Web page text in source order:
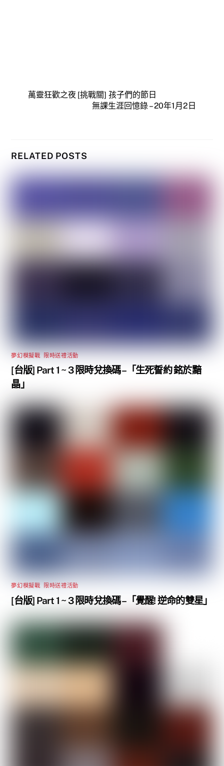
萬靈狂歡之夜 [挑戰關] 孩子們的節日
無課生涯回憶錄 – 20年1月2日
RELATED POSTS
夢幻模擬戰 限時送禮活動
[台版] Part 1 ~ 3 限時兌換碼 –「生死誓約 銘於黯
晶」
夢幻模擬戰 限時送禮活動
[台版] Part 1 ~ 3 限時兌換碼 –「覺醒! 逆命的雙星」